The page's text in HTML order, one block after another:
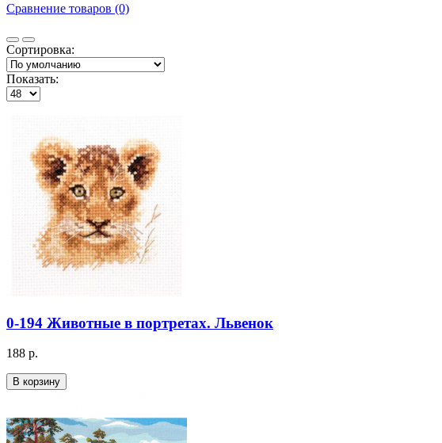
Сравнение товаров (0)
Сортировка:
Показать:
0-194 Животные в портретах. Львенок
188 р.
В корзину